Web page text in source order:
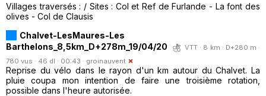
Villages traversés : / Sites : Col et Ref de Furlande - La font des
olives - Col de Clausis
Chalvet-LesMaures-Les
Barthelons_8,5km_D+278m_19/04/20
VTT · 8 km · D+280 m ·
780 vus · 46 dl · 00:43 · groinauvent
Reprise du vélo dans le rayon d'un km autour du Chalvet. La
pluie coupa mon intention de faire une troisième rotation,
possible dans l'heure autorisée.